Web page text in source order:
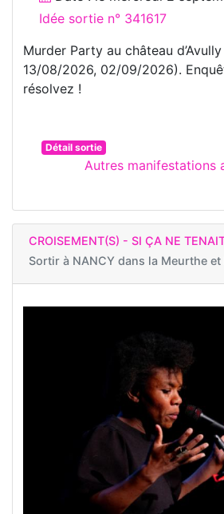
Idée sortie n° 341617
Murder Party au château
13/08/2026, 02/09/2026).
résolvez !
Détail sortie
Autres manifestations
CROISEMENT(S) - SI ÇA NE
Sortir à NANCY dans la Meurthe